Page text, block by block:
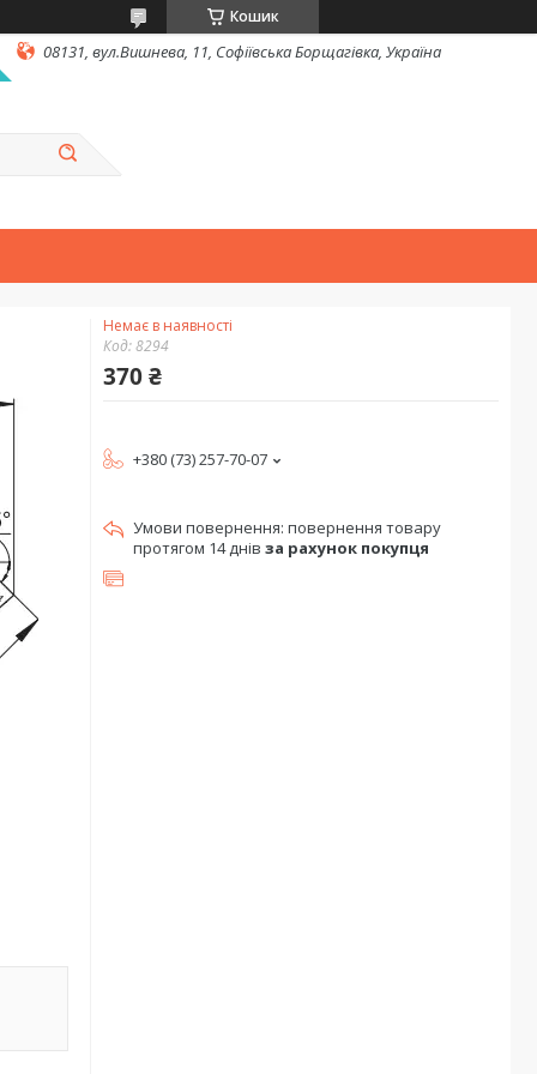
Кошик
08131, вул.Вишнева, 11, Софіївська Борщагівка, Україна
Немає в наявності
Код:8294
370 ₴
+380 (73) 257-70-07
повернення товару
протягом 14 днів за рахунок покупця